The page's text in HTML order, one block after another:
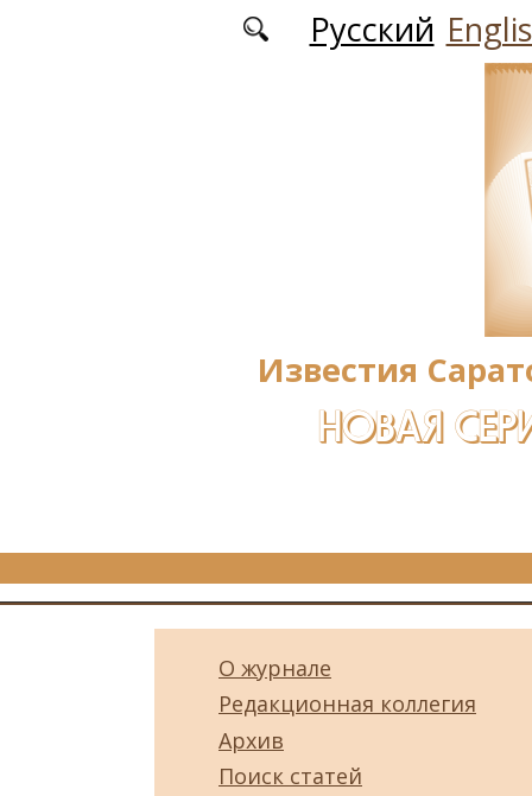
Перейти к основному содержаниюРусский
Известия
НОВАЯ
О журнале
Редакционная коллегия
Архив
Поиск статей